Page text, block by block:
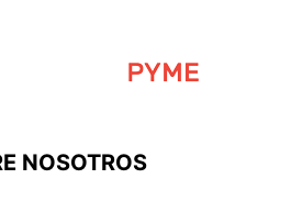
NOSOTROS